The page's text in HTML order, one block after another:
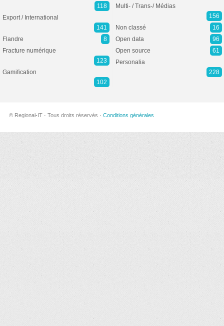
118
Export / International
141
Flandre
8
Fracture numérique
123
Gamification
102
Multi- / Trans-/ Médias
156
Non classé
16
Open data
96
Open source
61
Personalia
228
© Regional-IT · Tous droits réservés · Conditions générales